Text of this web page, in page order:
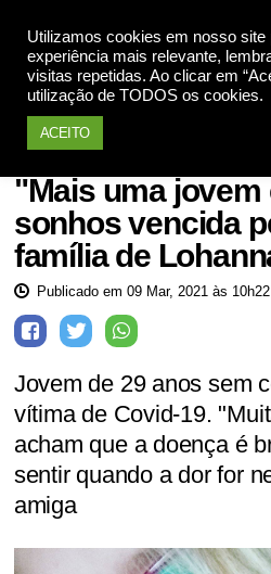
Utilizamos cookies em nosso site
experiência mais relevante,
visitas repetidas. Ao clicar em
utilização de TODOS os cookies.
ACEITO
Saúde
"Mais uma jovem
sonhos vencida
família de
Publicado em 09 Mar, 2021 às 10h22
Jovem de 29 anos sem
vítima de Covid-19.
acham que a doença é
sentir quando a dor for
amiga